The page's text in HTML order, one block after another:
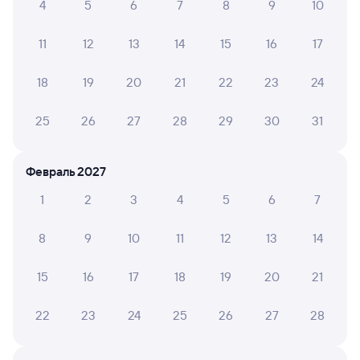
от 2 ⁠113 ⁠₽ 2 ⁠790 ⁠₽ 8 ⁠211 ⁠₽
373Е Проходящий 7,4
Тюмень
Челябинск
21:02 09:05
12 ч 3 м в пути
Дни следования ближайшие: 9, 11, 13 августа Маршрут
4 5 6 7 8 9 10
11 12 13 14 15 16 17
18 19 20 21 22 23 24
25 26 27 28 29 30 31
Февраль 2027
1
2 3 4 5 6 7
8 9 10 11 12 13 14
15 16 17 18 19 20 21
22 23 24 25 26 27 28